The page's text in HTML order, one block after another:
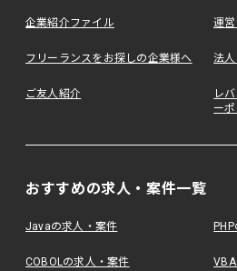
企業紹介ファイル 運
フリーランスをお探しの企業様へ 法
ご友人紹介
レ
ー
おすすめの求人・案件一覧
Javaの求人・案件
COBOLの求人・案件